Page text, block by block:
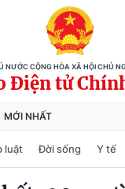
NƯỚC CỘNG HÒA XÃ HỘI CHỦ
Điện tử
MỚI NHẤT
luật Đời sống Y tế